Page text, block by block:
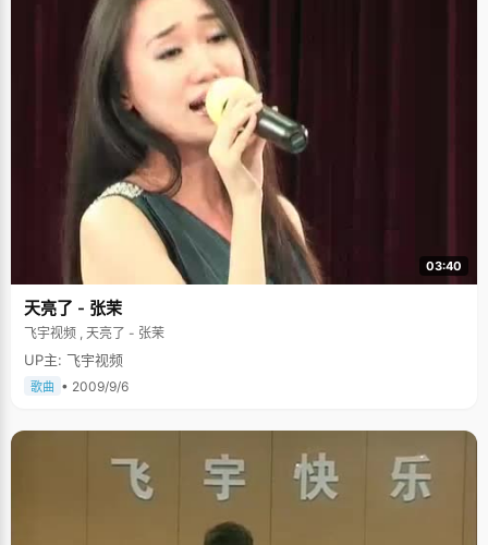
03:40
天亮了 - 张茉
飞宇视频 , 天亮了 - 张茉
UP主: 飞宇视频
歌曲 • 2009/9/6